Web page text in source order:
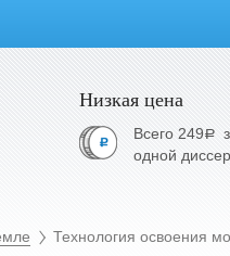
Низкая цена
Всего 249a
одной
Технология освоения